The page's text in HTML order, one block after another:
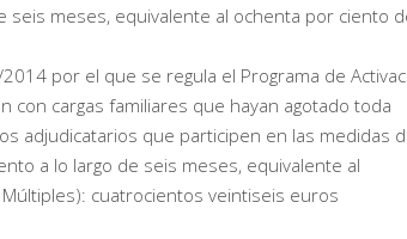
meses, equivalente al ochenta por ciento
por el que se regula el Programa de
con cargas familiares que hayan agotado toda
adjudicatarios que participen en las medidas
a lo largo de seis meses, equivalente al
cuatrocientos veintiseis euros